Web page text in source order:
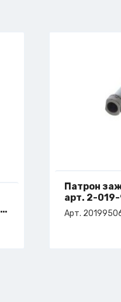
Патрон
арт. 2-
Арт.